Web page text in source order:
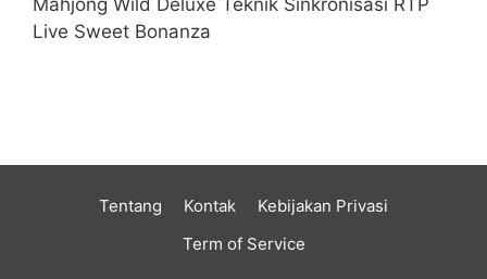
Live Sweet Bonanza
Tentang Kontak
Kebijakan Privasi
Term of Service